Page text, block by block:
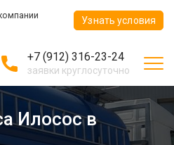
Узнать условия
+7 (912) 316-23-24
заявки круглосуточно
Илосос в